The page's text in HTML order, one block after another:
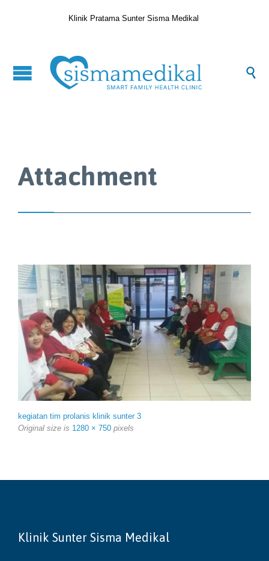
Klinik Pratama Sunter Sisma Medikal

Attachment
kegiatan tim prolanis klinik sunter 3
Original size is 1280 × 750 pixels
Klinik Sunter Sisma Medikal